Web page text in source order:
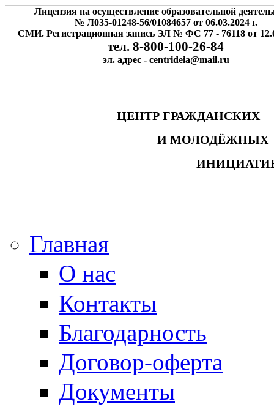
Лицензия на осуществление образовательной
№ Л035-01248-56/01084657 от 06.03.2024 г.
СМИ. Регистрационная запись ЭЛ № ФС 77 - 76118 от
тел. 8-800-100-26-84
эл. адрес - centrideia@mail.ru
ЦЕНТР
И
Главная
О нас
Контакты
Благодарность
Договор-оферта
Документы